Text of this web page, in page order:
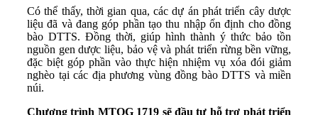
Có thể thấy, thời gian qua, các dự án phát triển cây dược
liệu đã và đang góp phần tạo thu nhập ổn định cho đồng
bào DTTS. Đồng thời, giúp hình thành ý thức bảo tồn
nguồn gen dược liệu, bảo vệ và phát triển rừng bền vững,
đặc biệt góp phần vào thực hiện nhiệm vụ xóa đói giảm
nghèo tại các địa phương vùng đồng bào DTTS và miền
núi.
Chương trình MTQG 1719 sẽ đầu tư hỗ trợ phát triển